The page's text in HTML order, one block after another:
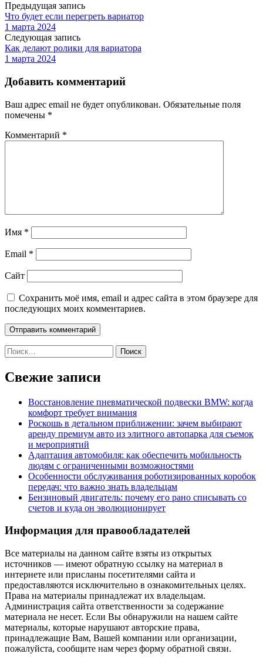
Предыдущая запись
Что будет если перегреть вариатор
1 марта 2024
Следующая запись
Как делают ролики для вариатора
1 марта 2024
Добавить комментарий
Ваш адрес email не будет опубликован. Обязательные поля
помечены *
Комментарий *
Имя *
Email *
Сайт
Сохранить моё имя, email и адрес сайта в этом браузере для
последующих моих комментариев.
Найти:
Свежие записи
Восстановление пневматической подвески BMW: когда
комфорт требует внимания
Роскошь в детальном приближении: зачем выбирают
аренду премиум авто из элитного автопарка для съемок
и мероприятий
Адаптация автомобиля: как обеспечить мобильность
людям с ограниченными возможностями
Особенности обслуживания роботизированных коробок
передач: что важно знать владельцам
Бензиновый двигатель: почему его рано списывать со
счетов и куда он эволюционирует
Информация для правообладателей
Все материалы на данном сайте взяты из открытых
источников — имеют обратную ссылку на материал в
интернете или присланы посетителями сайта и
предоставляются исключительно в ознакомительных целях.
Права на материалы принадлежат их владельцам.
Администрация сайта ответственности за содержание
материала не несет. Если Вы обнаружили на нашем сайте
материалы, которые нарушают авторские права,
принадлежащие Вам, Вашей компании или организации,
пожалуйста, сообщите нам через форму обратной связи.